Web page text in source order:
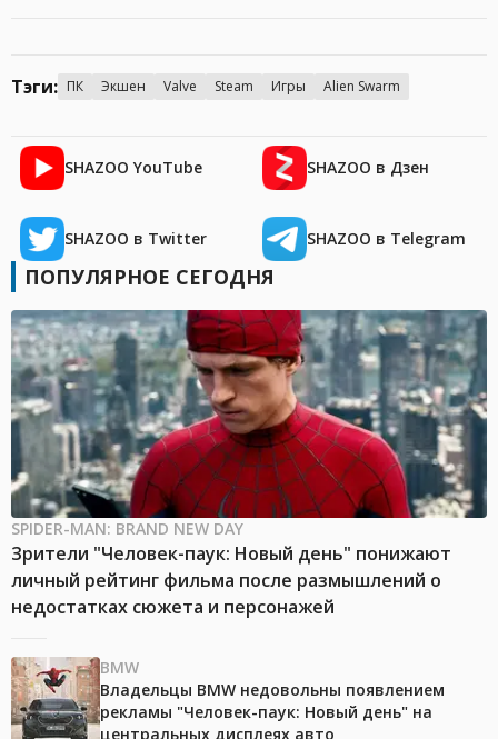
Тэги: ПК Экшен Valve Steam Игры Alien Swarm
SHAZOO YouTube SHAZOO в Дзен
SHAZOO в Twitter SHAZOO в Telegram
ПОПУЛЯРНОЕ СЕГОДНЯ
SPIDER-MAN: BRAND NEW DAY
Зрители "Человек-паук: Новый день" понижают
личный рейтинг фильма после размышлений о
недостатках сюжета и персонажей
BMW
Владельцы BMW недовольны появлением
рекламы "Человек-паук: Новый день" на
центральных дисплеях авто